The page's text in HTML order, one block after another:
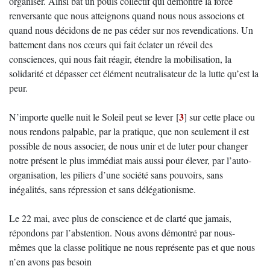
renversante que nous atteignons quand nous nous associons et
quand nous décidons de ne pas céder sur nos revendications. Un
battement dans nos cœurs qui fait éclater un réveil des
consciences, qui nous fait réagir, étendre la mobilisation, la
solidarité et dépasser cet élément neutralisateur de la lutte qu’est la
peur.
N’importe quelle nuit le Soleil peut se lever[3] sur cette place ou
nous rendons palpable, par la pratique, que non seulement il est
possible de nous associer, de nous unir et de luter pour changer
notre présent le plus immédiat mais aussi pour élever, par l’auto-
organisation, les piliers d’une société sans pouvoirs, sans
inégalités, sans répression et sans délégationisme.
Le 22 mai, avec plus de conscience et de clarté que jamais,
répondons par l’abstention. Nous avons démontré par nous-
mêmes que la classe politique ne nous représente pas et que nous
n’en avons pas besoin